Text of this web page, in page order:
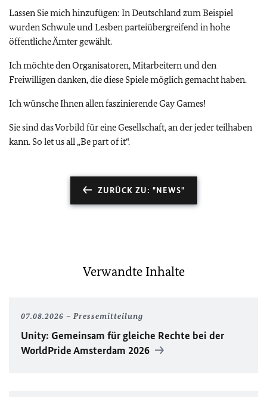
Lassen Sie mich hinzufügen: In Deutschland zum Beispiel
wurden Schwule und Lesben parteiübergreifend in hohe
öffentliche Ämter gewählt.
Ich möchte den Organisatoren, Mitarbeitern und den
Freiwilligen danken, die diese Spiele möglich gemacht haben.
Ich wünsche Ihnen allen faszinierende Gay Games!
Sie sind das Vorbild für eine Gesellschaft, an der jeder teilhaben
kann. So let us all „Be part of it“.
ZURÜCK ZU: "NEWS"
Verwandte Inhalte
07.08.2026 Pressemitteilung
Unity: Gemeinsam für gleiche Rechte bei der
WorldPrideAmsterdam 2026